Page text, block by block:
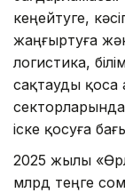
кеңейтуге,
жаңғыртуға
логистика,
сақтауды
іске қосуға
2025 жылы
млрд теңге